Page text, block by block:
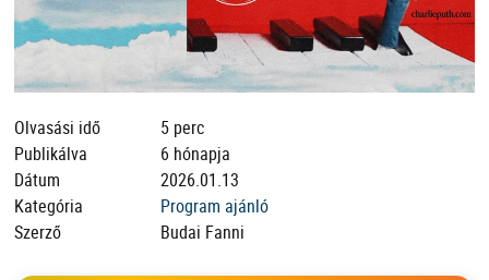
Olvasási idő
5 perc
Publikálva
6 hónapja
Dátum
2026.01.13
Kategória
Program ajánló
Szerző
Budai Fanni